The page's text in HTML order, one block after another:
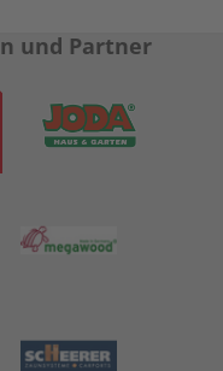
und Partner